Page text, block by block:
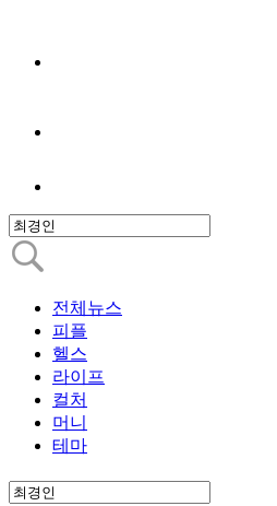
전체뉴스
피플
헬스
라이프
컬처
머니
테마